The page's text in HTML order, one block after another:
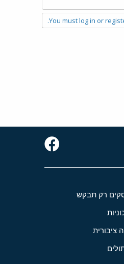
You must log in or
רק תבקש
ציבורית